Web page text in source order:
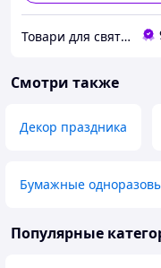
Товари для свята, декору та пакування - інтернет магазин Аладдін
Смотри также
Декор праздника
Бумажные
Популярные